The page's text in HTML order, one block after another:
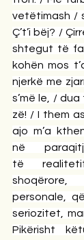
vetëtimash /
Ç’t’i bëj? /
shtegut të
kohën mos
njerkë me
s’më le, / dua
zë! / I them
ajo m’a
në
të
personale,
seriozitet,
Pikërisht